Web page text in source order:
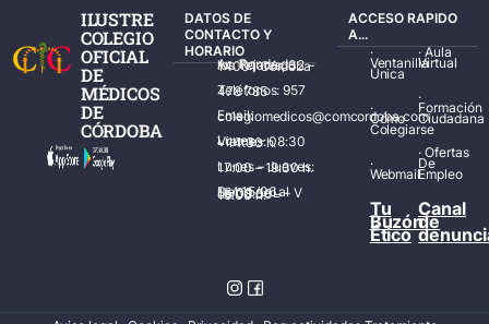
ILUSTRE
COLEGIO
OFICIAL
DE
MÉDICOS
DE
CÓRDOBA
DATOS DE
CONTACTO Y
HORARIO
Av. Ronda de los Tejares, 32 – 14001 Córdoba
Teléfonos: 957 478 785
Email: colegiomedicos@comcordoba.com
Lunes – Viernes: 08:30 – 14:30 h.
Lunes – Jueves: 17:00 – 19:30 h.
Del 15/06 al 15/09 de L – V de 08:00 – 15:00 h.
ACCESO RAPIDO
A...
·
Ventanilla
Única
·
Cómo
Colegiarse
·
Webmail
·Aula
Virtual
·
Formación
Ciudadana
·Ofertas
De
Empleo
Tu
Buzón
Ético
Canal
de